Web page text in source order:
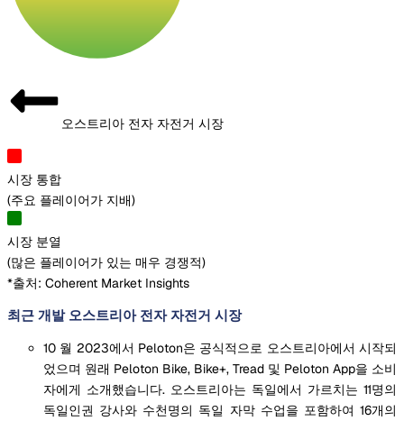
오스트리아 전자 자전거 시장
시장 통합
(주요 플레이어가 지배)
시장 분열
(많은 플레이어가 있는 매우 경쟁적)
*출처: Coherent Market Insights
최근 개발 오스트리아 전자 자전거 시장
10 월 2023에서 Peloton은 공식적으로 오스트리아에서 시작되
었으며 원래 Peloton Bike, Bike+, Tread 및 Peloton App을 소비
자에게 소개했습니다. 오스트리아는 독일에서 가르치는 11명의
독일인권 강사와 수천명의 독일 자막 수업을 포함하여 16개의